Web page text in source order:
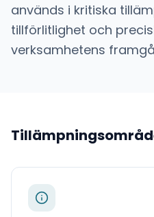
används i kritiska
tillförlitlighet och
verksamhetens